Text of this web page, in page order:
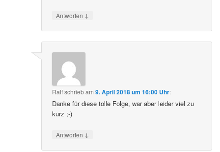
Antworten ↓
Ralfschriebam9. April 2018 um 16:00 Uhr:
Danke für diese tolle Folge, war aber leider viel zu
kurz ;-)
Antworten ↓